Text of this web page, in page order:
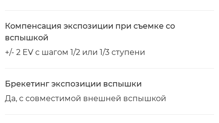
Компенсация экспозиции при съемке со
вспышкой
+/- 2 EV с шагом 1/2 или 1/3 ступени
Брекетинг экспозиции вспышки
Да, с совместимой внешней вспышкой